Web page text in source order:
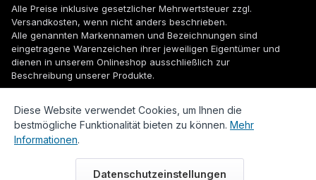
Alle Preise inklusive gesetzlicher Mehrwertsteuer zzgl.
Versandkosten, wenn nicht anders beschrieben.
Alle genannten Markennamen und Bezeichnungen sind
eingetragene Warenzeichen ihrer jeweiligen Eigentümer und
dienen in unserem Onlineshop ausschließlich zur
Beschreibung unserer Produkte.
© 2026 WUH24.de - Weigel und Unger Heizungs- und
Sanitärtechnik GmbH
Diese Website verwendet Cookies, um Ihnen die
bestmögliche Funktionalität bieten zu können. Mehr
Informationen.
Datenschutzeinstellungen